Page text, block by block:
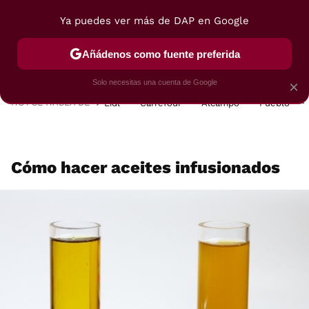
POSTRES VIAJES SELECCIÓN VEGUI
HOY SE HABLA DE Lidl Carrefour Alcampo Pueblo
Cómo hacer aceites infusionados
×
Ya puedes ver más de DAP en Google
Añádenos como fuente preferida
Solo necesitas una cuenta de Google